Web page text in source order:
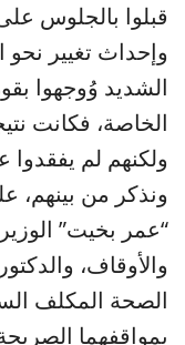
قبلوا بالجلوس
وإحداث تغيير نحو
الشديد وُوجهوا
الخاصة، فكانت
ولكنهم لم يفقدوا
ونذكر من بينهم،
“عمر بخيت”
والأوقاف،
الصحة المكلف
بمواقفهما